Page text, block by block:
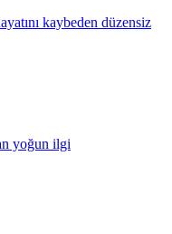
kaybeden düzensiz
yoğun ilgi